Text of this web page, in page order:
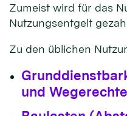
Zumeist wird für das
Nutzungsentgelt
Zu den üblichen
und